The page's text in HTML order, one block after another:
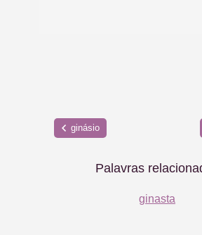
ginásio
Palavras
ginasta